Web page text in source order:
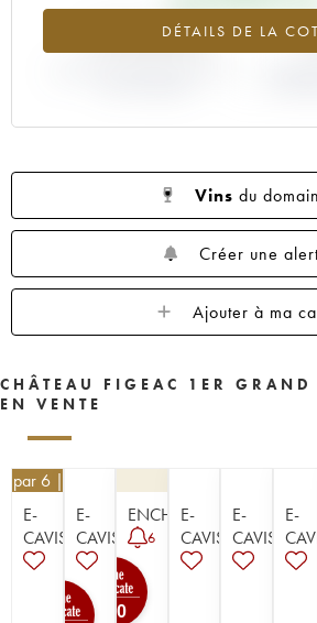
1949 1947
DÉTAILS DE LA
+173.47% -
Vins du
Créer une
Ajouter à ma
CHÂTEAU FIGEAC 1ER GRAND
EN VENTE
par 6 | -10%
E-
CAVISTE
E-
CAVISTE
ENCHÈRE
6
100
E-
CAVISTE
E-
CAVISTE
E-